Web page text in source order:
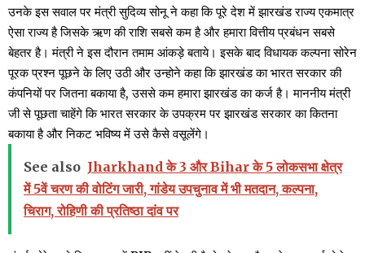
उनके इस सवाल पर मंत्री सुदिव्य सोनू ने कहा कि पूरे देश में झारखंड राज्य एकमात्र
ऐसा राज्य है जिसके ऋण की राशि सबसे कम है और हमारा वित्तीय प्रबंधन सबसे
बेहतर है। मंत्री ने इस दौरान तमाम आंकड़े बताये। इसके बाद विधायक कल्पना सोरेन
पूरक प्रश्न पूछने के लिए उठी और उन्होने कहा कि झारखंड का भारत सरकार की
कंपनियों पर जितना बकाया है, उससे कम हमारा झारखंड का कर्ज है। माननीय मंत्री
जी से पूछता चाहेंगे कि भारत सरकार के उपक्रम पर झारखंड सरकार का कितना
बकाया है और निकट भविष्य में उसे कैसे वसूलेंगे।
See also Jharkhand के 3 और Bihar के 5 लोकसभा क्षेत्र
में 5वें चरण की वोटिंग जारी, गांडेय उपचुनाव में भी मतदान, कल्पना,
चिराग, रोहिणी की प्रतिष्ठा दांव पर